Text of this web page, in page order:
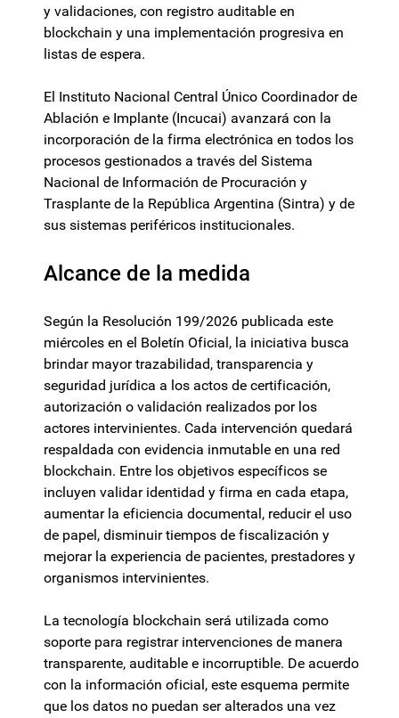
y validaciones, con registro auditable en
blockchain y una implementación progresiva en
listas de espera.
El Instituto Nacional Central Único Coordinador de
Ablación e Implante (Incucai) avanzará con la
incorporación de la firma electrónica en todos los
procesos gestionados a través del Sistema
Nacional de Información de Procuración y
Trasplante de la República Argentina (Sintra) y de
sus sistemas periféricos institucionales.
Alcance de la medida
Según la Resolución 199/2026 publicada este
miércoles en el Boletín Oficial, la iniciativa busca
brindar mayor trazabilidad, transparencia y
seguridad jurídica a los actos de certificación,
autorización o validación realizados por los
actores intervinientes. Cada intervención quedará
respaldada con evidencia inmutable en una red
blockchain. Entre los objetivos específicos se
incluyen validar identidad y firma en cada etapa,
aumentar la eficiencia documental, reducir el uso
de papel, disminuir tiempos de fiscalización y
mejorar la experiencia de pacientes, prestadores y
organismos intervinientes.
La tecnología blockchain será utilizada como
soporte para registrar intervenciones de manera
transparente, auditable e incorruptible. De acuerdo
con la información oficial, este esquema permite
que los datos no puedan ser alterados una vez